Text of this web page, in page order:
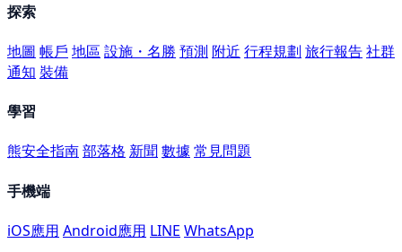
探索
地圖 帳戶 地區 設施・名勝 預測 附近 行程規劃 旅行報告社群
通知 裝備
學習
熊安全指南部落格 新聞數據 常見問題
手機端
iOS應用 Android應用 LINE WhatsApp